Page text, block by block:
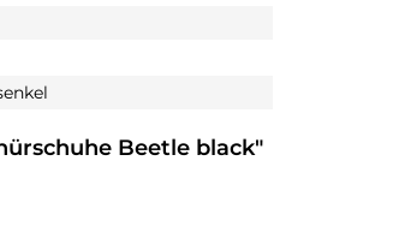
Beetle black"